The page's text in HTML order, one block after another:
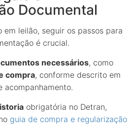
Documental
em leilão, seguir os passos para
é crucial.
necessários, como
compra, conforme descrito em
acompanhamento.
obrigatória no Detran,
guia de compra e regularização